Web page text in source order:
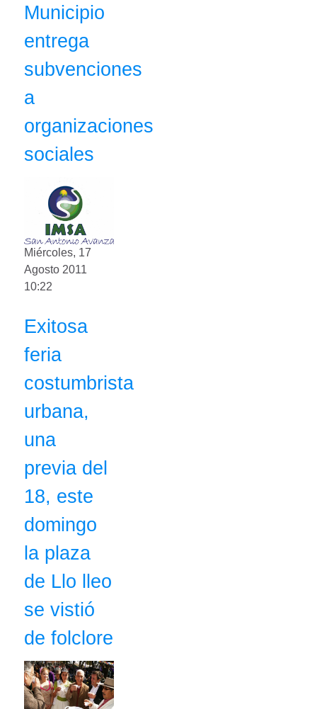
Municipio
entrega
subvenciones
a
organizaciones
sociales
Miércoles, 17
Agosto 2011
10:22
Exitosa
feria
costumbrista
urbana,
una
previa del
18, este
domingo
la plaza
de Llo lleo
se vistió
de folclore